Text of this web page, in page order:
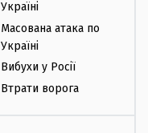
Україні
Масована атака по
Україні
Вибухи у Росії
Втрати ворога